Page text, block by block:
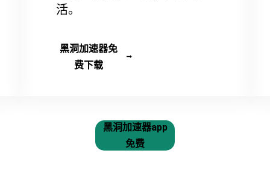
活。
黑洞加速器免
费下载
黑洞加速器app
免费